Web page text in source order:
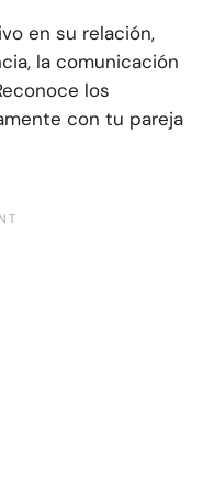
en su relación,
la comunicación
los
con tu pareja